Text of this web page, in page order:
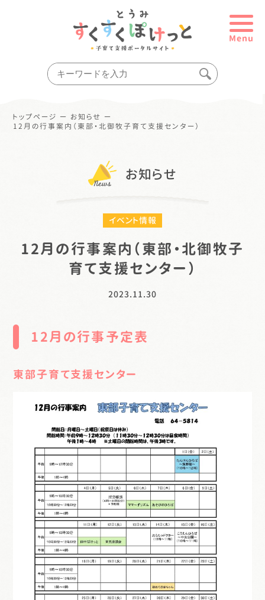
Menu
トップページ ー お知らせ ー
12月の行事案内（東部・北御牧子育て支援センター）
お知らせ
イベント情報
12月の行事案内（東部・北御牧子
育て支援センター）
2023.11.30
12月の行事予定表
東部子育て支援センター